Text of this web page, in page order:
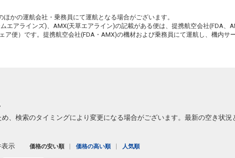
利用する 3 +28,000円
宮崎
小松
8 +0円
利用する
宮崎
小松
を利用する +25,700円
ほかの運航会社・乗務員にて運航となる場合がございます。
ムエアラインズ)、AMX(天草エアライン)の記載がある便は、提携航空会社(FDA、
ア便）です。提携航空会社(FDA・AMX)の機材および乗務員にて運航し、機内サ
、検索のタイミングにより変更になる場合がございます。最新の空き状
表示 価格の安い順 価格の高い順 人気順